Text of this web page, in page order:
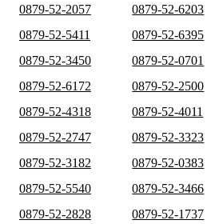
0879-52-2057
0879-52-6203
0879-52-5411
0879-52-6395
0879-52-3450
0879-52-0701
0879-52-6172
0879-52-2500
0879-52-4318
0879-52-4011
0879-52-2747
0879-52-3323
0879-52-3182
0879-52-0383
0879-52-5540
0879-52-3466
0879-52-2828
0879-52-1737